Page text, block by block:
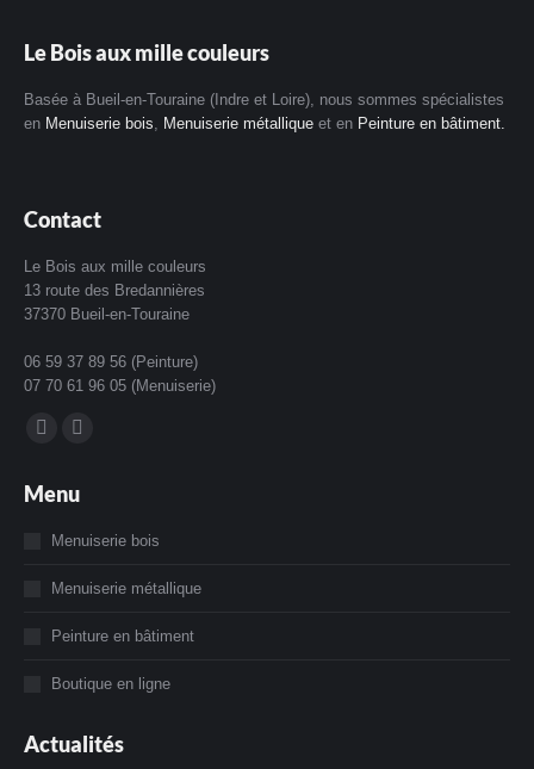
Le Bois aux mille couleurs
Basée à Bueil-en-Touraine (Indre et Loire), nous sommes spécialistes
en Menuiserie bois, Menuiserie métallique et en Peinture en bâtiment.
Contact
Le Bois aux mille couleurs
13 route des Bredannières
37370 Bueil-en-Touraine
06 59 37 89 56 (Peinture)
07 70 61 96 05 (Menuiserie)
Trouvez nous sur :
Facebook
s'ouvre
une
nouvelle
Instagram
s'ouvre
une
nouvelle
Menu
Menuiserie bois
Menuiserie métallique
Peinture en bâtiment
Boutique en ligne
Actualités